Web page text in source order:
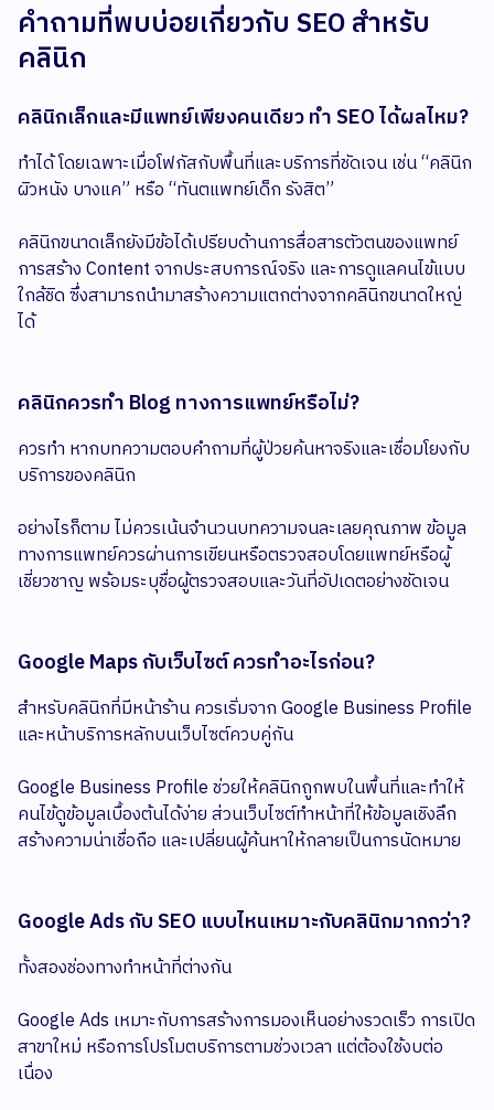
คำถามที่พบบ่อยเกี่ยวกับ SEO สำหรับ
คลินิก
คลินิกเล็กและมีแพทย์เพียงคนเดียว ทำ SEO ได้ผลไหม?
ทำได้ โดยเฉพาะเมื่อโฟกัสกับพื้นที่และบริการที่ชัดเจน เช่น “คลินิก
ผิวหนัง บางแค” หรือ “ทันตแพทย์เด็ก รังสิต”
คลินิกขนาดเล็กยังมีข้อได้เปรียบด้านการสื่อสารตัวตนของแพทย์
การสร้าง Content จากประสบการณ์จริง และการดูแลคนไข้แบบ
ใกล้ชิด ซึ่งสามารถนำมาสร้างความแตกต่างจากคลินิกขนาดใหญ่
ได้
คลินิกควรทำ Blog ทางการแพทย์หรือไม่?
ควรทำ หากบทความตอบคำถามที่ผู้ป่วยค้นหาจริงและเชื่อมโยงกับ
บริการของคลินิก
อย่างไรก็ตาม ไม่ควรเน้นจำนวนบทความจนละเลยคุณภาพ ข้อมูล
ทางการแพทย์ควรผ่านการเขียนหรือตรวจสอบโดยแพทย์หรือผู้
เชี่ยวชาญ พร้อมระบุชื่อผู้ตรวจสอบและวันที่อัปเดตอย่างชัดเจน
Google Maps กับเว็บไซต์ ควรทำอะไรก่อน?
สำหรับคลินิกที่มีหน้าร้าน ควรเริ่มจาก Google Business Profile
และหน้าบริการหลักบนเว็บไซต์ควบคู่กัน
Google Business Profile ช่วยให้คลินิกถูกพบในพื้นที่และทำให้
คนไข้ดูข้อมูลเบื้องต้นได้ง่าย ส่วนเว็บไซต์ทำหน้าที่ให้ข้อมูลเชิงลึก
สร้างความน่าเชื่อถือ และเปลี่ยนผู้ค้นหาให้กลายเป็นการนัดหมาย
Google Ads กับ SEO แบบไหนเหมาะกับคลินิกมากกว่า?
ทั้งสองช่องทางทำหน้าที่ต่างกัน
Google Ads เหมาะกับการสร้างการมองเห็นอย่างรวดเร็ว การเปิด
สาขาใหม่ หรือการโปรโมตบริการตามช่วงเวลา แต่ต้องใช้งบต่อ
เนื่อง